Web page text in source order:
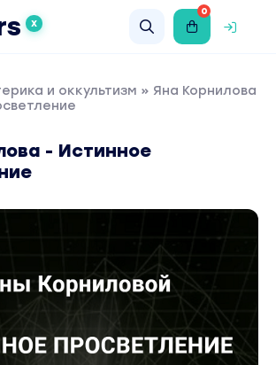
X
0
и оккультизм » Яна Корнилова
- Истинное